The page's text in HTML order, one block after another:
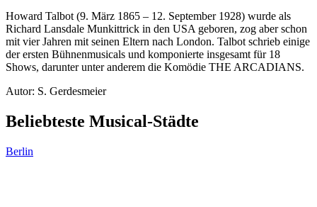
Howard Talbot (9. März 1865 – 12. September 1928) wurde als
Richard Lansdale Munkittrick in den USA geboren, zog aber schon
mit vier Jahren mit seinen Eltern nach London. Talbot schrieb einige
der ersten Bühnenmusicals und komponierte insgesamt für 18
Shows, darunter unter anderem die Komödie THE ARCADIANS.
Autor: S. Gerdesmeier
Beliebteste Musical-Städte
Berlin